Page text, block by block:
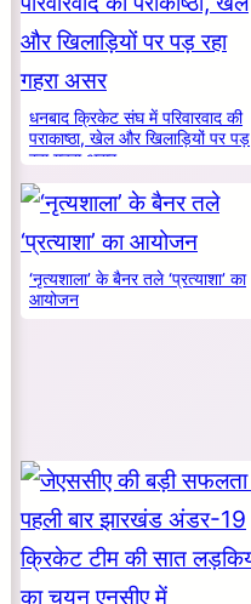
धनबाद क्रिकेट संघ में परिवारवाद की
पराकाष्ठा, खेल और खिलाड़ियों पर पड़
रहा गहरा असर
‘नृत्यशाला’ के बैनर तले ‘प्रत्याशा’ का
आयोजन